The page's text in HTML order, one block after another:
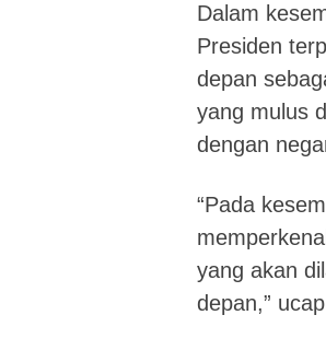
Dalam
Presiden
depan
yang mulus
dengan
“Pada
yang akan
depan,”